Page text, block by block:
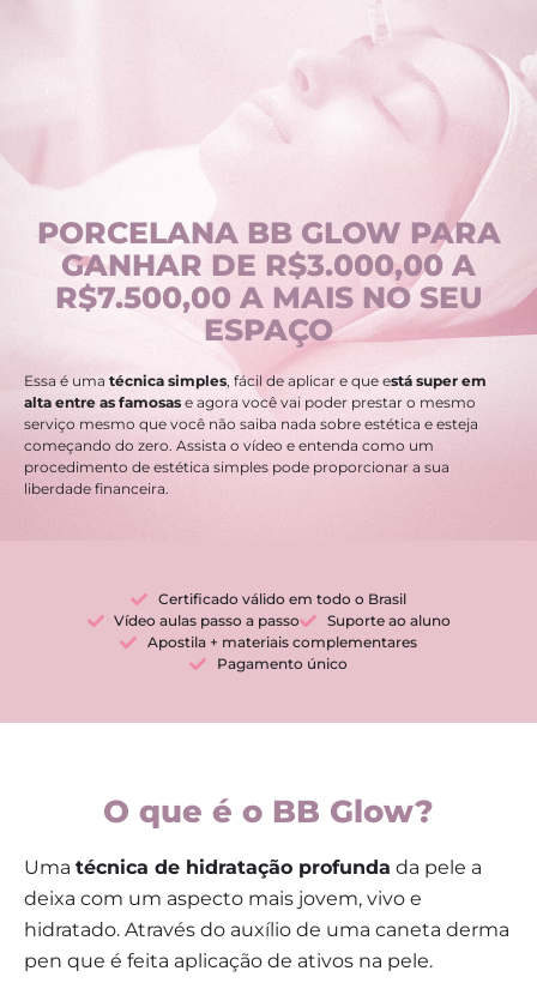
PORCELANA BB GLOW PARA
GANHAR DE R$3.000,00 A
R$7.500,00 A MAIS NO SEU
ESPAÇO
Essa é uma técnica simples, fácil de aplicar e que está super em
alta entre as famosas e agora você vai poder prestar o mesmo
serviço mesmo que você não saiba nada sobre estética e esteja
começando do zero. Assista o vídeo e entenda como um
procedimento de estética simples pode proporcionar a sua
liberdade financeira.
Certificado válido em todo o Brasil
Vídeo aulas passo a passo
Suporte ao aluno
Apostila + materiais complementares
Pagamento único
O que é o BB Glow?
Uma técnica de hidratação profunda da pele a
deixa com um aspecto mais jovem, vivo e
hidratado. Através do auxílio de uma caneta derma
pen que é feita aplicação de ativos na pele.